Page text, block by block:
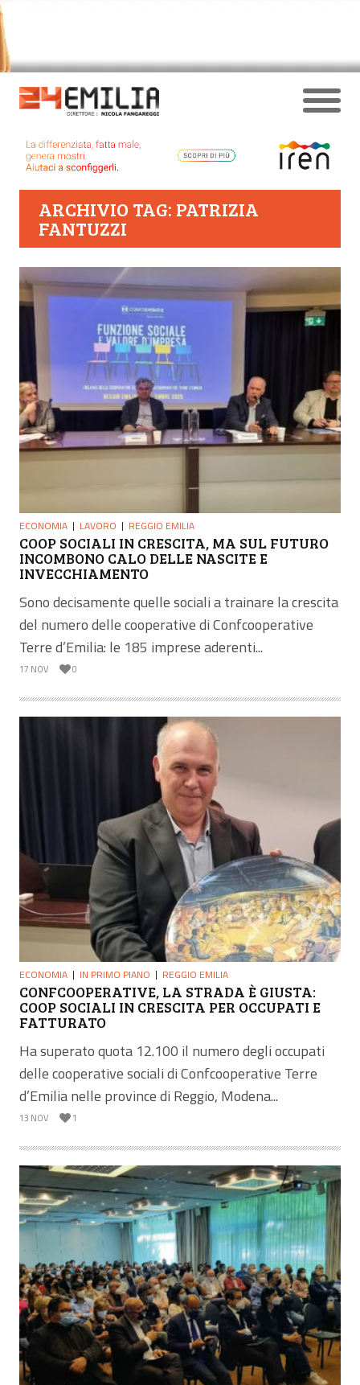
ARCHIVIO TAG: PATRIZIA
FANTUZZI
ECONOMIA LAVORO REGGIO EMILIA
COOP SOCIALI IN CRESCITA, MA SUL FUTURO
INCOMBONO CALO DELLE NASCITE E
INVECCHIAMENTO
Sono decisamente quelle sociali a trainare la crescita
del numero delle cooperative di Confcooperative
Terre d’Emilia: le 185 imprese aderenti...
17 NOV 0
ECONOMIA IN PRIMO PIANO REGGIO EMILIA
CONFCOOPERATIVE, LA STRADA È GIUSTA:
COOP SOCIALI IN CRESCITA PER OCCUPATI E
FATTURATO
Ha superato quota 12.100 il numero degli occupati
delle cooperative sociali di Confcooperative Terre
d’Emilia nelle province di Reggio, Modena...
13 NOV 1